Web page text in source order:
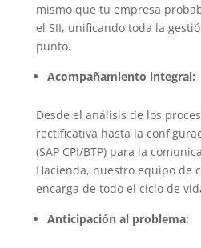
mismo que tu empresa
el SII, unificando toda la
punto.
Acompañamiento integral:
Desde el análisis de los
rectificativa hasta la
(SAP CPI/BTP) para la
Hacienda, nuestro equipo de
encarga de todo el ciclo de
Anticipación al problema: